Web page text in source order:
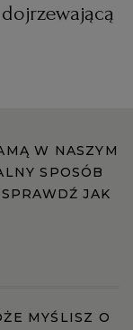
W NASZYM
SPOSÓB
JAK
MYŚLISZ O